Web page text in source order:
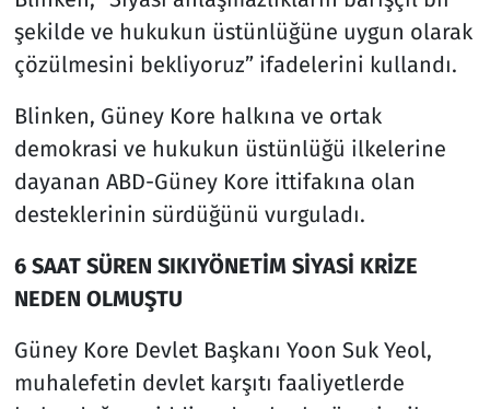
şekilde ve hukukun üstünlüğüne uygun olarak
çözülmesini bekliyoruz” ifadelerini kullandı.
Blinken, Güney Kore halkına ve ortak
demokrasi ve hukukun üstünlüğü ilkelerine
dayanan ABD-Güney Kore ittifakına olan
desteklerinin sürdüğünü vurguladı.
6 SAAT SÜREN SIKIYÖNETİM SİYASİ KRİZE
NEDEN OLMUŞTU
Güney Kore Devlet Başkanı Yoon Suk Yeol,
muhalefetin devlet karşıtı faaliyetlerde